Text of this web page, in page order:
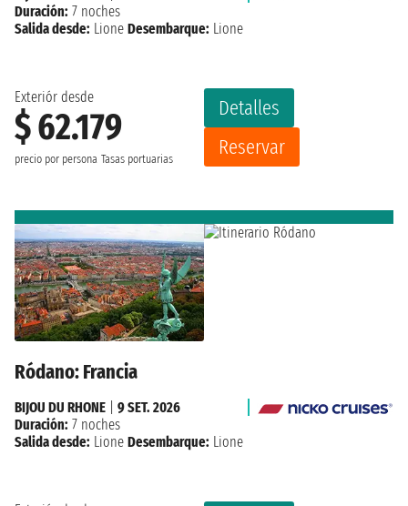
Exteriór desde
$ 62.179
precio por persona Tasas portuarias
Detalles
Reservar
Duración: 7 noches
Salida desde: Lione Desembarque: Lione
Ródano: Francia
BIJOU DU RHONE
9 SET. 2026
Duración: 7 noches
Salida desde: Lione Desembarque: Lione